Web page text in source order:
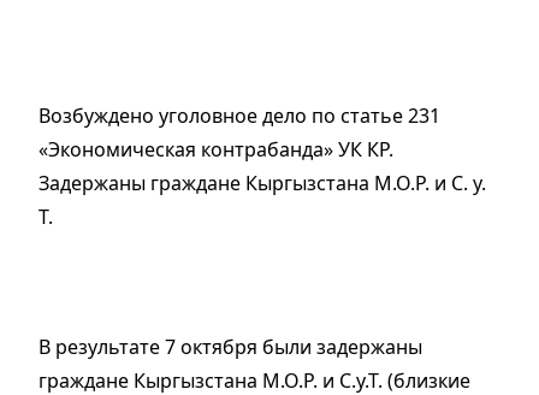
Возбуждено уголовное дело по статье 231
«Экономическая контрабанда» УК КР.
Задержаны граждане Кыргызстана М.О.Р. и С. у.
Т.
В результате 7 октября были задержаны
граждане Кыргызстана М.О.Р. и С.у.Т. (близкие